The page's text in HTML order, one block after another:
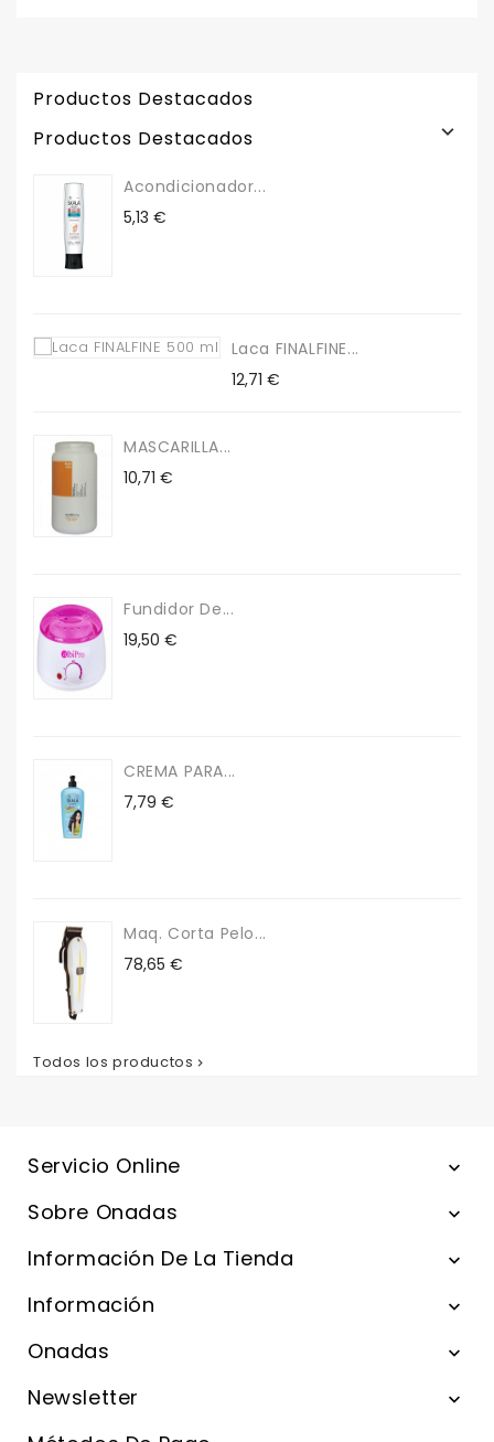
Productos Destacados
Productos Destacados

Acondicionador...
Precio
5,13 €
Laca FINALFINE...
Precio
12,71 €
MASCARILLA...
Precio
10,71 €
Fundidor De...
Precio
19,50 €
CREMA PARA...
Precio
7,79 €
Maq. Corta Pelo...
Precio
78,65 €
Todos los productos 
Servicio Online 
Sobre Onadas 
Información De La Tienda 
Información 
Onadas 
Newsletter 